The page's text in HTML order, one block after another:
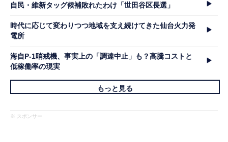
自民・維新タッグ候補敗れたわけ「世田谷区長選」
時代に応じて変わりつつ地域を支え続けてきた仙台火力発
電所
海自P-1哨戒機、事実上の「調達中止」も？高騰コストと
低稼働率の現実
もっと見る
※ スポンサー